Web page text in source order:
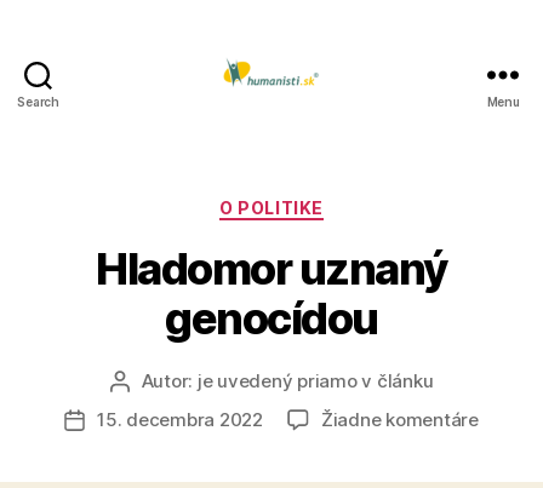
Search Menu
Kategórie
O POLITIKE
Hladomor uznaný
genocídou
Autor
článku
Autor: je uvedený priamo v článku
Dátum
15. decembra 2022 Žiadne komentárena